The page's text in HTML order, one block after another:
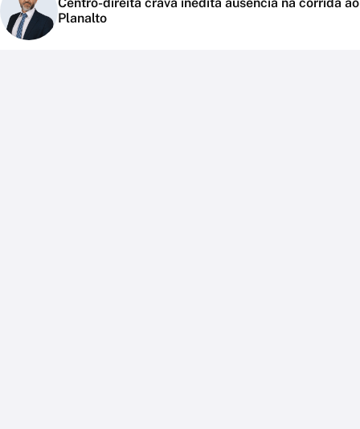
Centro-direita crava inédita ausência na corrida ao
Planalto